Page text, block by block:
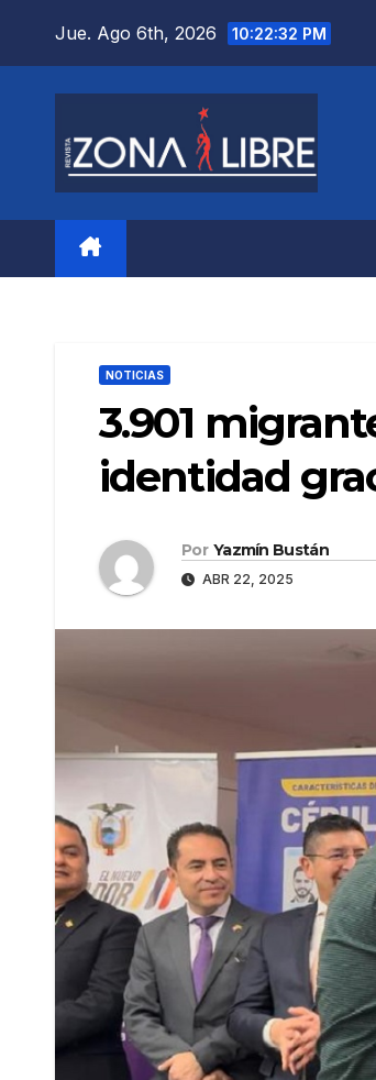
Jue. Ago 6th, 2026 10:22:34 PM
NOTICIAS
3.901
identidad
Por Yazmín Bustán
ABR 22, 2025